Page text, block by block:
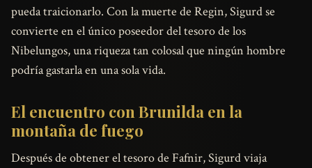
pueda traicionarlo. Con la muerte de Regin, Sigurd se
convierte en el único poseedor del tesoro de los
Nibelungos, una riqueza tan colosal que ningún hombre
podría gastarla en una sola vida.
El encuentro con Brunilda en la
montaña de fuego
Después de obtener el tesoro de Fafnir, Sigurd viaja